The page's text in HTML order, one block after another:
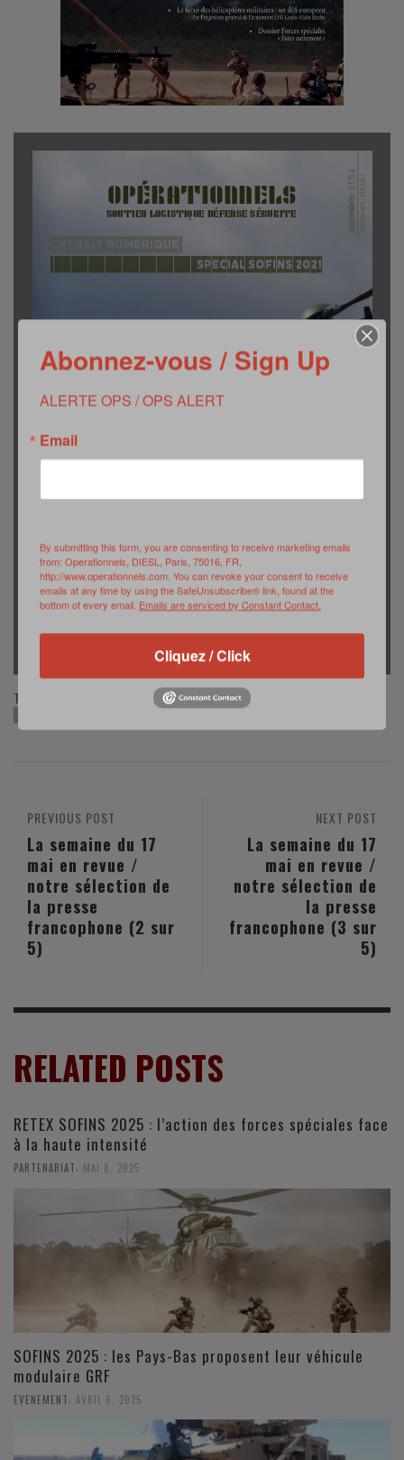
TAGS:
NEXT POST
La semaine du 17
mai en revue /
notre sélection de
la presse
francophone (3 sur
5)
PREVIOUS POST
La semaine du 17
mai en revue /
notre sélection de
la presse
francophone (2 sur
5)
RELATED POSTS
RETEX SOFINS 2025 : l’action des forces spéciales face
à la haute intensité
PARTENARIAT MAI 8, 2025
SOFINS 2025 : les Pays-Bas proposent leur véhicule
modulaire GRF
EVENEMENT AVRIL 6, 2025
Abonnez-vous / Sign Up
ALERTE OPS / OPS ALERT
Email
By submitting this form, you are consenting to receive marketing emails
from: Operationnels, DIESL, Paris, 75016, FR,
http://www.operationnels.com. You can revoke your consent to receive
emails at any time by using the SafeUnsubscribe® link, found at the
bottom of every email. Emails are serviced by Constant Contact.
Cliquez / Click